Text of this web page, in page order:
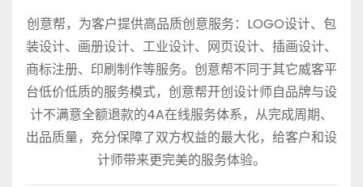
创意帮，为客户提供高品质创意服务：LOGO设计、包
装设计、画册设计、工业设计、网页设计、插画设计、
商标注册、印刷制作等服务。创意帮不同于其它威客平
台低价低质的服务模式，创意帮开创设计师自品牌与设
计不满意全额退款的4A在线服务体系，从完成周期、
出品质量，充分保障了双方权益的最大化，给客户和设
计师带来更完美的服务体验。